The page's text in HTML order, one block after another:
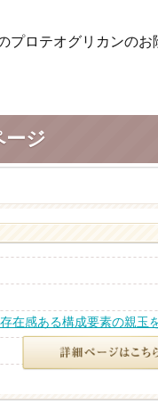
プロテオグリカンのお
ージ
在感ある構成要素の親玉